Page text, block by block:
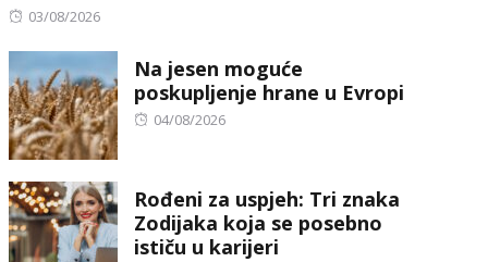
Posted
03/08/2026
Na jesen moguće
poskupljenje hrane u Evropi
Posted
04/08/2026
Rođeni za uspjeh: Tri znaka
Zodijaka koja se posebno
ističu u karijeri